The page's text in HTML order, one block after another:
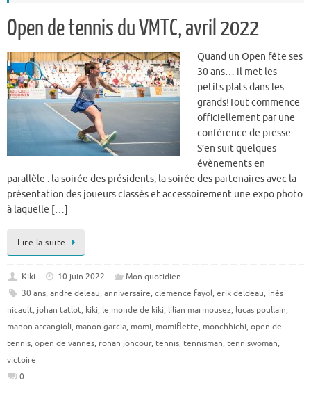
Open de tennis du VMTC, avril 2022
Quand un Open fête ses
30 ans… il met les
petits plats dans les
grands!Tout commence
officiellement par une
conférence de presse.
S’en suit quelques
évènements en
parallèle : la soirée des présidents, la soirée des partenaires avec la
présentation des joueurs classés et accessoirement une expo photo
à laquelle […]
Lire la suite
Kiki 10 juin 2022
Mon quotidien
30 ans, andre deleau, anniversaire, clemence fayol, erik deldeau, inès
nicault, johan tatlot, kiki, le monde de kiki, lilian marmousez, lucas poullain,
manon arcangioli, manon garcia, momi, momiflette, monchhichi, open de
tennis, open de vannes, ronan joncour, tennis, tennisman, tenniswoman,
victoire
0